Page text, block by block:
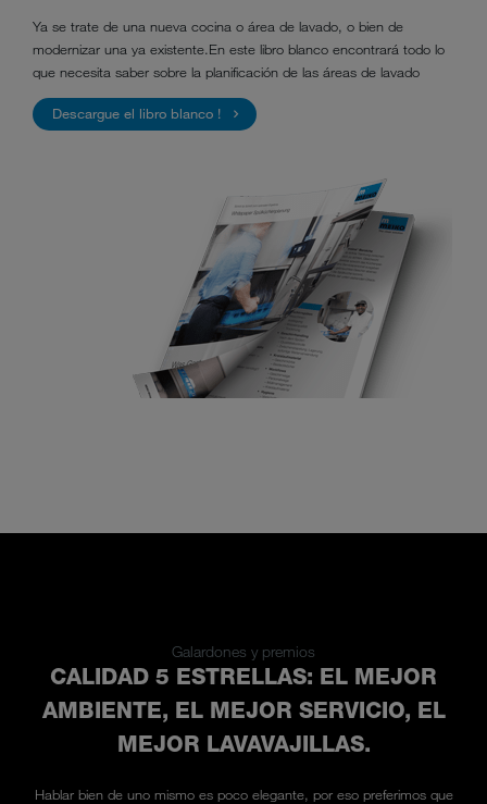
Ya se trate de una nueva cocina o área de lavado, o bien de
modernizar una ya existente.En este libro blanco encontrará todo lo
que necesita saber sobre la planificación de las áreas de lavado
Descargue el libro blanco !
Galardones y premios
CALIDAD 5 ESTRELLAS: EL MEJOR
AMBIENTE, EL MEJOR SERVICIO, EL
MEJOR LAVAVAJILLAS.
Hablar bien de uno mismo es poco elegante, por eso preferimos que